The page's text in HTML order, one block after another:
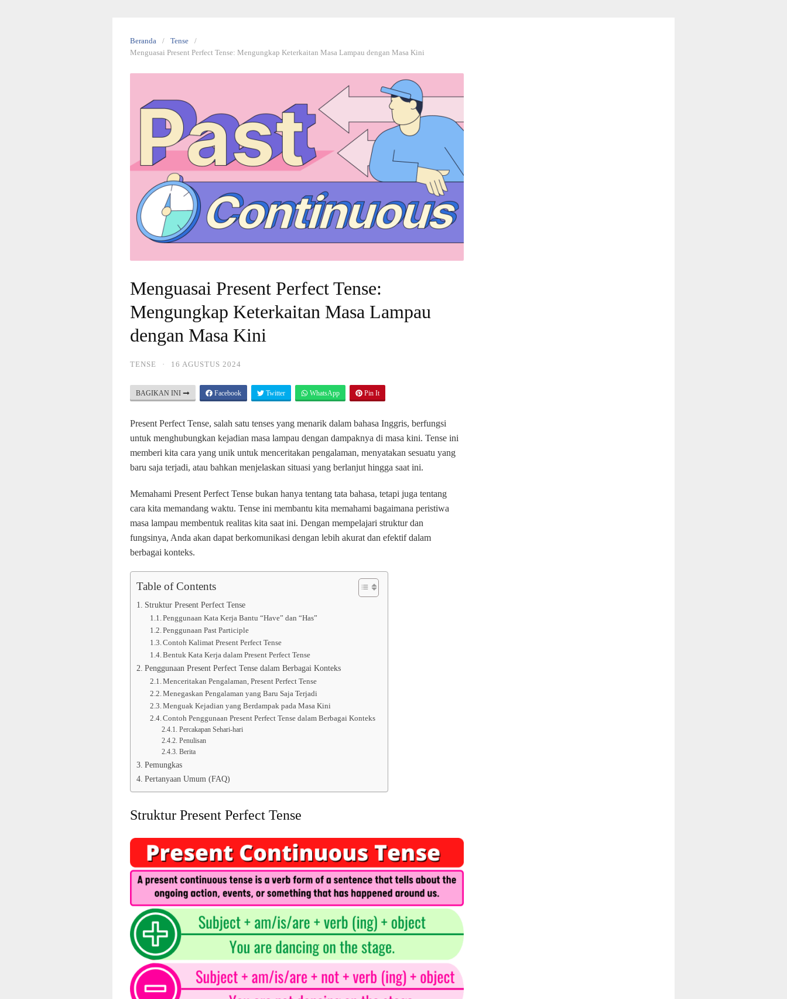
Beranda
Tense
Menguasai Present Perfect Tense: Mengungkap Keterkaitan Masa Lampau dengan Masa Kini
Menguasai Present Perfect Tense:
Mengungkap Keterkaitan Masa Lampau
dengan Masa Kini
TENSE · 16 AGUSTUS 2024
BAGIKAN INI Facebook Twitter WhatsApp Pin It
Present Perfect Tense, salah satu tenses yang menarik dalam bahasa Inggris, berfungsi
untuk menghubungkan kejadian masa lampau dengan dampaknya di masa kini. Tense ini
memberi kita cara yang unik untuk menceritakan pengalaman, menyatakan sesuatu yang
baru saja terjadi, atau bahkan menjelaskan situasi yang berlanjut hingga saat ini.
Memahami Present Perfect Tense bukan hanya tentang tata bahasa, tetapi juga tentang
cara kita memandang waktu. Tense ini membantu kita memahami bagaimana peristiwa
masa lampau membentuk realitas kita saat ini. Dengan mempelajari struktur dan
fungsinya, Anda akan dapat berkomunikasi dengan lebih akurat dan efektif dalam
berbagai konteks.
Table of Contents
Struktur Present Perfect Tense
Penggunaan Kata Kerja Bantu “Have” dan “Has”
Penggunaan Past Participle
Contoh Kalimat Present Perfect Tense
Bentuk Kata Kerja dalam Present Perfect Tense
Penggunaan Present Perfect Tense dalam Berbagai Konteks
Menceritakan Pengalaman, Present Perfect Tense
Menegaskan Pengalaman yang Baru Saja Terjadi
Menguak Kejadian yang Berdampak pada Masa Kini
Contoh Penggunaan Present Perfect Tense dalam Berbagai Konteks
Percakapan Sehari-hari
Penulisan
Berita
Pemungkas
Pertanyaan Umum (FAQ)
Struktur Present Perfect Tense